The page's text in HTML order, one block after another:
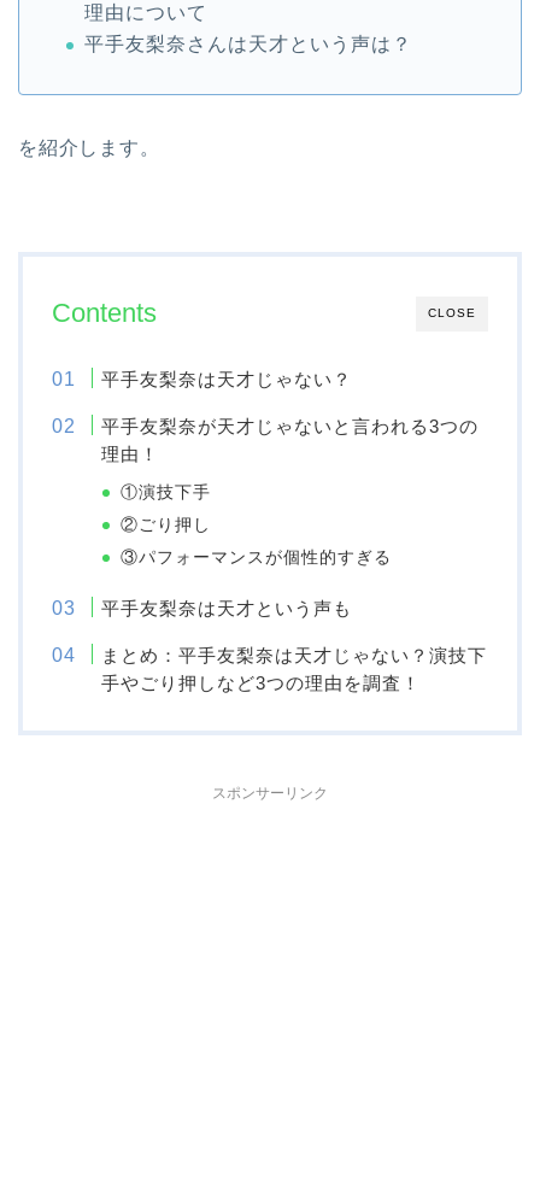
理由について
平手友梨奈さんは天才という声は？
を紹介します。
CLOSE
Contents
平手友梨奈は天才じゃない？
平手友梨奈が天才じゃないと言われる3つの
理由！
①演技下手
②ごり押し
③パフォーマンスが個性的すぎる
平手友梨奈は天才という声も
まとめ：平手友梨奈は天才じゃない？演技下
手やごり押しなど3つの理由を調査！
スポンサーリンク